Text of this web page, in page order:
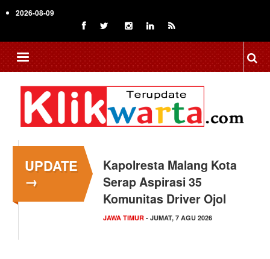
to
content
2026-08-09
UPDATE
→
Kapolresta Malang Kota
Serap Aspirasi 35
Komunitas Driver Ojol
JAWA TIMUR - JUMAT, 7 AGU 2026